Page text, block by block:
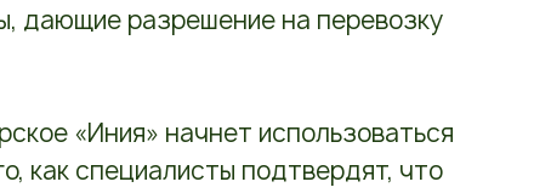
дающие разрешение на перевозку
«Иния» начнет использоваться
как специалисты подтвердят, что